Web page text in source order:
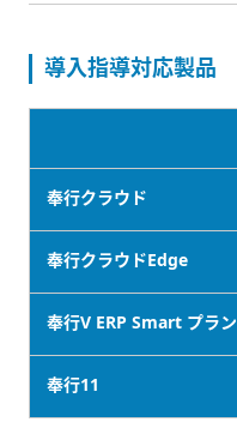
導入指導対応製品
奉行クラウド
奉行クラウドEdge
奉行V ERP Smart プラン
奉行11